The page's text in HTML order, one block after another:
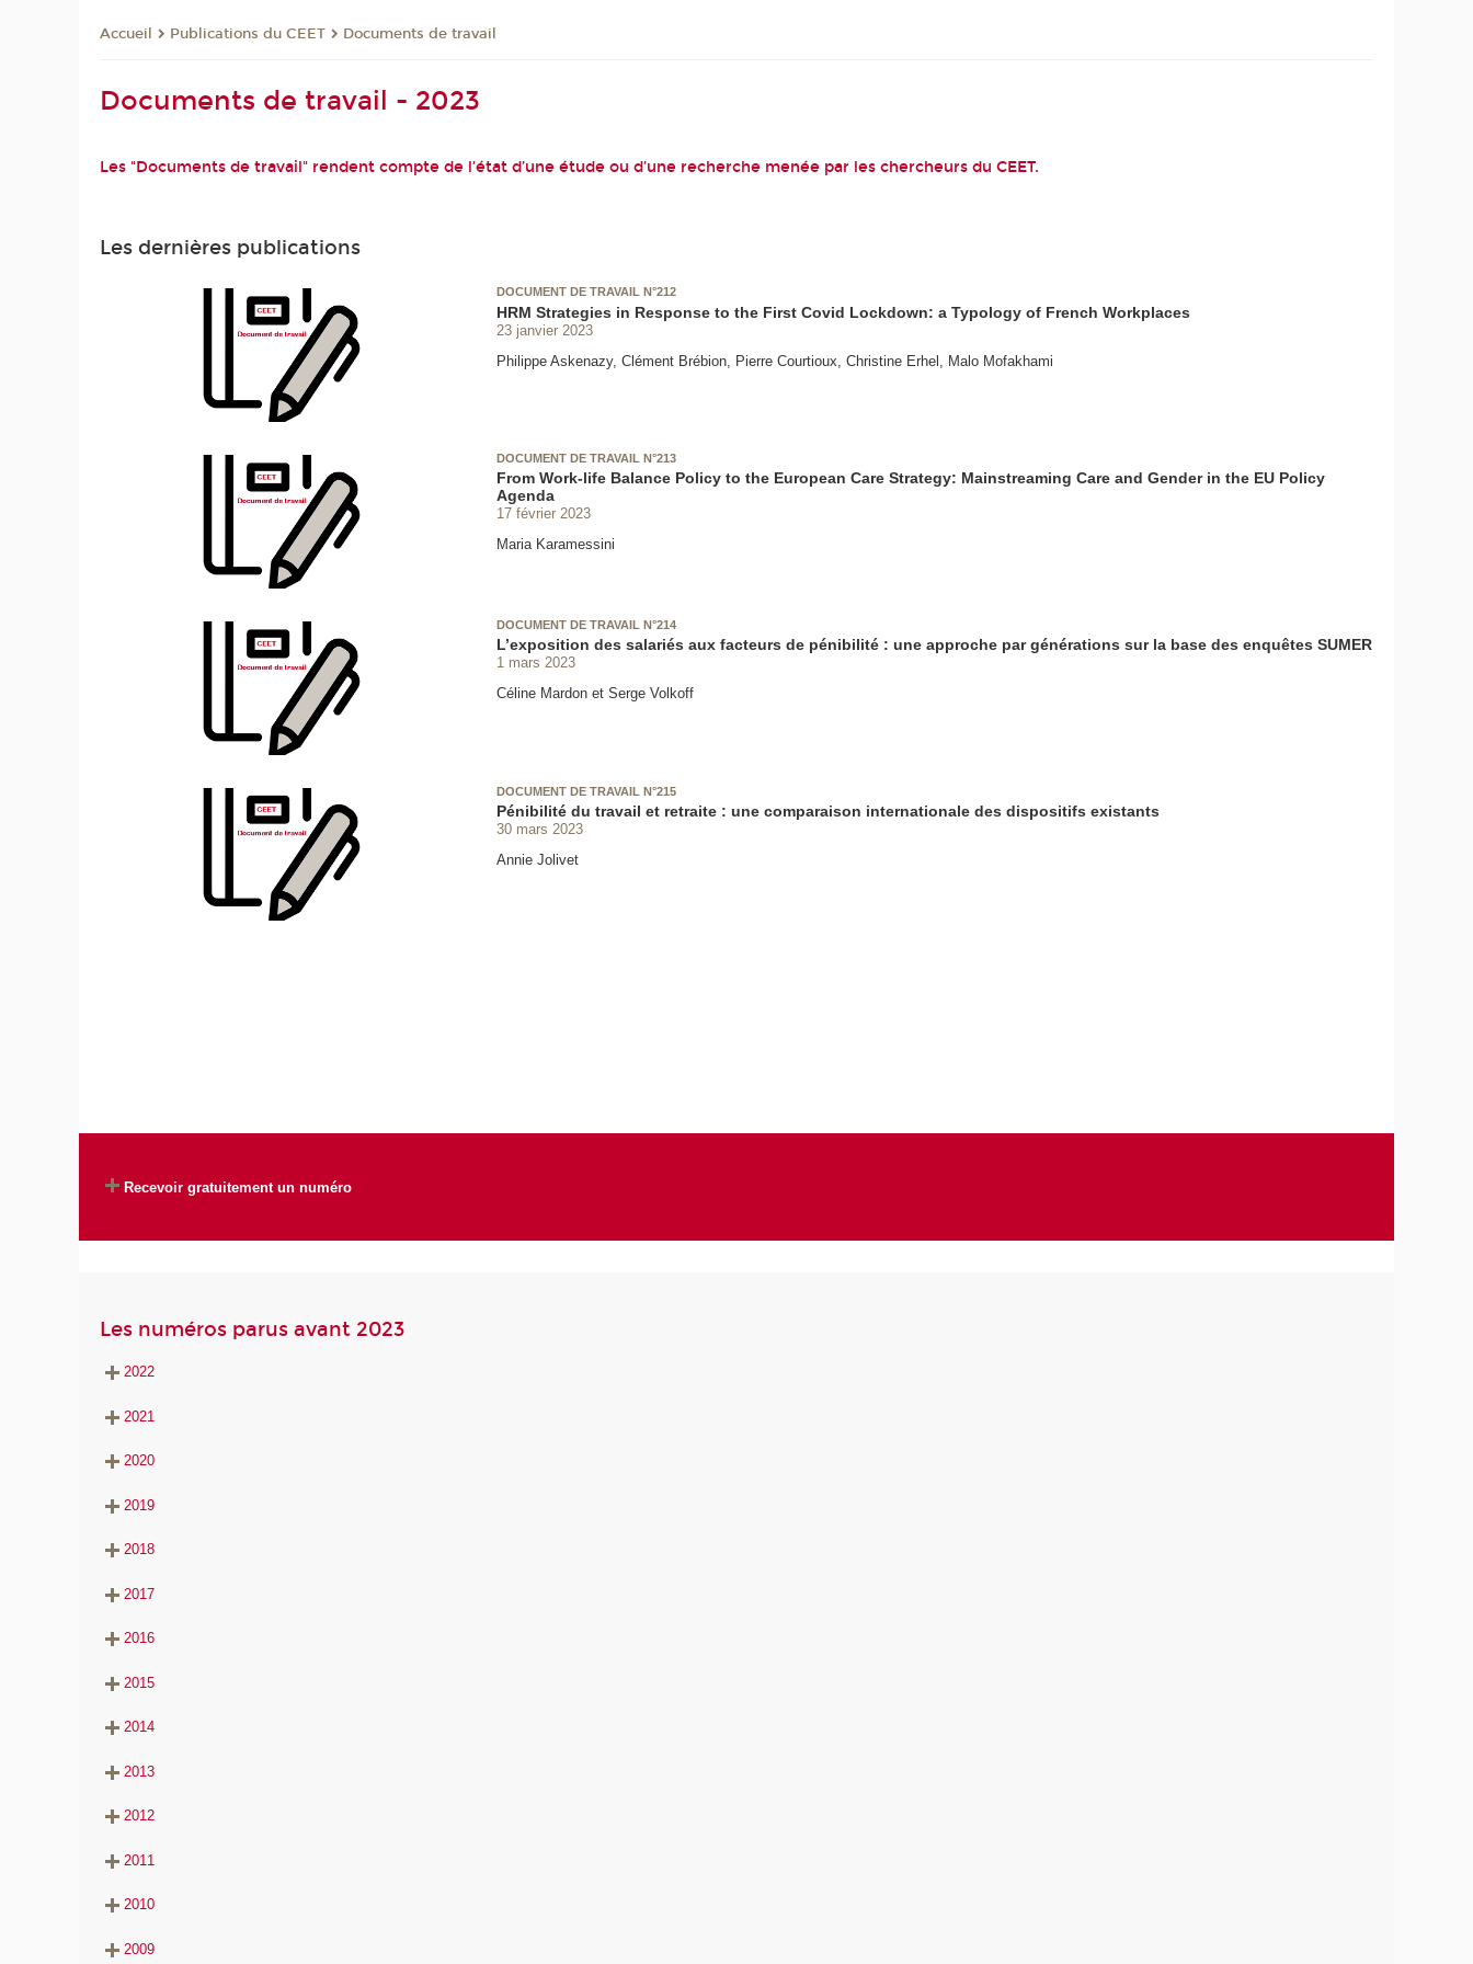
Accueil Publications du CEET Documents de travail
Documents de travail - 2023
Les "Documents de travail" rendent compte de l’état d’une étude ou d’une recherche menée par les chercheurs du CEET.
Les dernières publications
DOCUMENT DE TRAVAIL N°212
HRM Strategies in Response to the First Covid Lockdown: a Typology of French Workplaces
23 janvier 2023
Philippe Askenazy, Clément Brébion, Pierre Courtioux, Christine Erhel, Malo Mofakhami
DOCUMENT DE TRAVAIL N°213
From Work-life Balance Policy to the European Care Strategy: Mainstreaming Care and Gender in the EU Policy
Agenda
17 février 2023
Maria Karamessini
DOCUMENT DE TRAVAIL N°214
L’exposition des salariés aux facteurs de pénibilité : une approche par générations sur la base des enquêtes SUMER
1 mars 2023
Céline Mardon et Serge Volkoff
DOCUMENT DE TRAVAIL N°215
Pénibilité du travail et retraite : une comparaison internationale des dispositifs existants
30 mars 2023
Annie Jolivet
Recevoir gratuitement un numéro
Les numéros parus avant 2023
2022
2021
2020
2019
2018
2017
2016
2015
2014
2013
2012
2011
2010
2009